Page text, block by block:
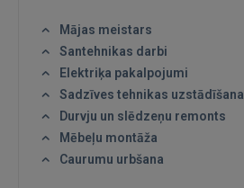
Mājas meistars
Santehnikas darbi
Elektriķa pakalpojumi
Sadzīves tehnikas uzstādīšana
Durvju un slēdzeņu remonts
Mēbeļu montāža
Caurumu urbšana